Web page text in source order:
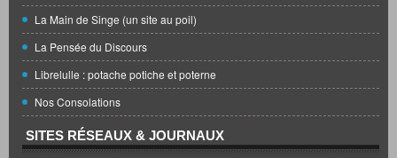
La Main de Singe (un site au poil)
La Pensée du Discours
Librelulle : potache potiche et poterne
Nos Consolations
SITES RÉSEAUX & JOURNAUX